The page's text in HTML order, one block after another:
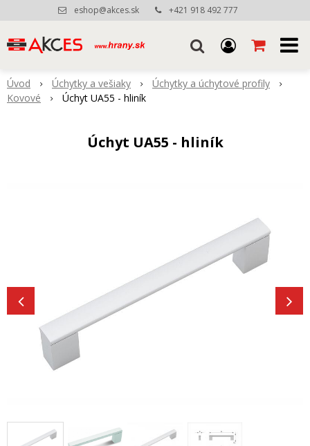
eshop@akces.sk +421 918 492 777
Úvod Úchytky a vešiaky
Úchytky a úchytové profily
Kovové
Úchyt UA55 - hliník
Úchyt UA55 - hliník